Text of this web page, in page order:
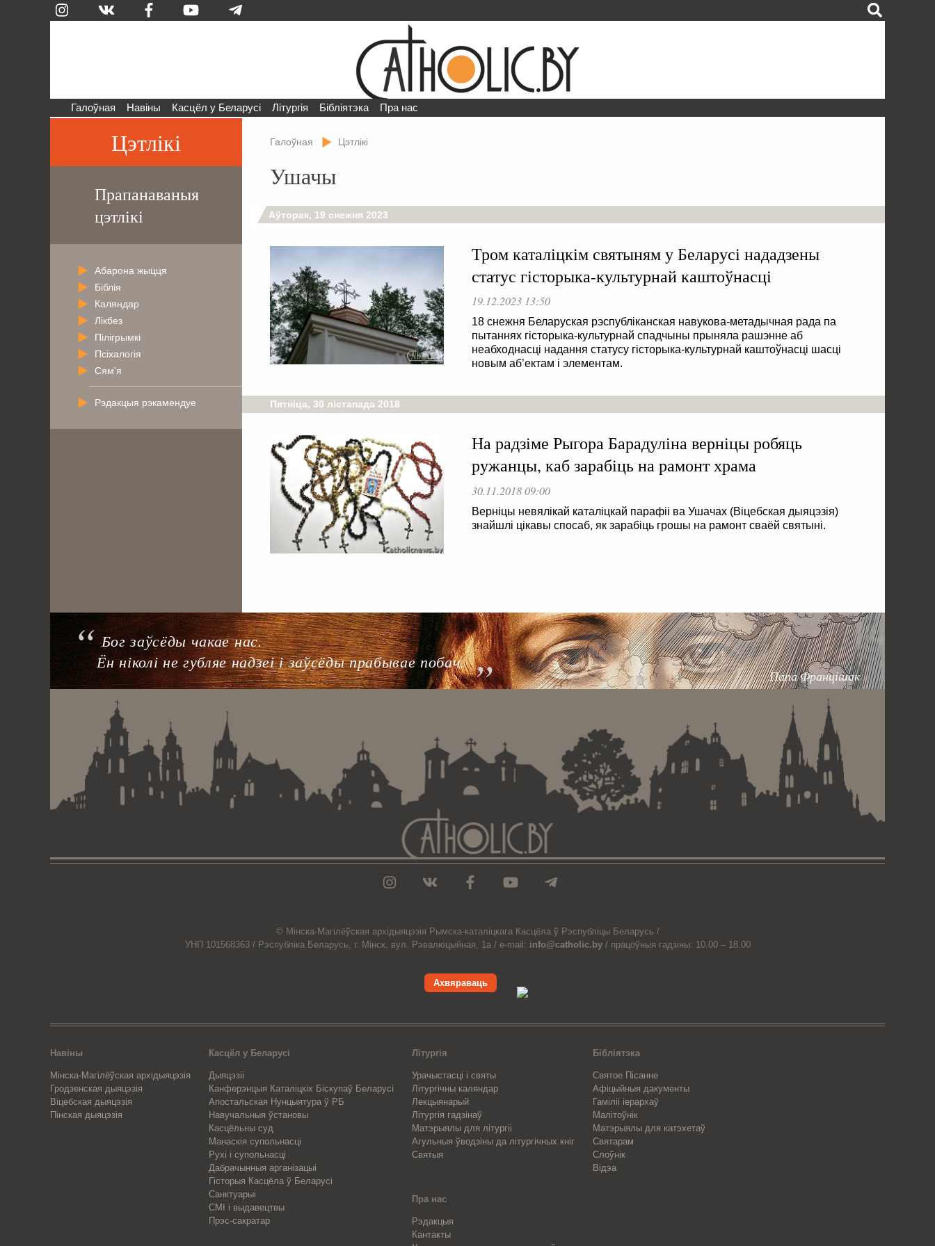
Галоўная Навіны Касцёл у Беларусі Літургія Бібліятэка Пра нас
Галоўная Цэтлікі
Ушачы
Аўторак, 19 снежня 2023
Тром каталіцкім святыням у Беларусі нададзены
статус гісторыка-культурнай каштоўнасці
19.12.2023 13:50
18 снежня Беларуская рэспубліканская навукова-метадычная рада па
пытаннях гісторыка-культурнай спадчыны прыняла рашэнне аб
неабходнасці надання статусу гісторыка-культурнай каштоўнасці шасці
новым аб’ектам і элементам.
Пятніца, 30 лістапада 2018
На радзіме Рыгора Барадуліна верніцы робяць
ружанцы, каб зарабіць на рамонт храма
30.11.2018 09:00
Верніцы невялікай каталіцкай парафіі ва Ушачах (Віцебская дыяцэзія)
знайшлі цікавы спосаб, як зарабіць грошы на рамонт сваёй святыні.
Цэтлікі
Прапанаваныя
цэтлікі
Абарона жыцця
Біблія
Каляндар
Лікбез
Пілігрымкі
Псіхалогія
Сям'я
Рэдакцыя рэкамендуе
Папа Францішак
Бог заўсёды чакае нас.
Ён ніколі не губляе надзеі і заўсёды прабывае побач.
© Мiнска-Магiлёўская архiдыяцэзiя Рымска-каталіцкага Касцёла ў Рэспубліцы Беларусь /
УНП 101568363 / Рэспубліка Беларусь, г. Мінск, вул. Рэвалюцыйная, 1а / e-mail: info@catholic.by/ працоўныя гадзіны: 10.00 – 18.00
Ахвяраваць
Навіны
Мінска-Магілёўская архідыяцэзія
Гродзенская дыяцэзія
Віцебская дыяцэзія
Пінская дыяцэзія
Касцёл у Беларусі
Дыяцэзіі
Канферэнцыя Каталіцкіх Біскупаў Беларусі
Апостальская Нунцыятура ў РБ
Навучальныя ўстановы
Касцёльны суд
Манаскія супольнасці
Рухі і супольнасці
Дабрачынныя арганізацыі
Гісторыя Касцёла ў Беларусі
Санктуарыі
СМІ і выдавецтвы
Прэс-сакратар
Літургія
Урачыстасці і святы
Літургічны каляндар
Лекцыянарый
Літургія гадзінаў
Матэрыялы для літургіі
Агульныя ўводзіны да літургічных кніг
Святыя
Бібліятэка
Святое Пісанне
Афіцыйныя дакументы
Гаміліі іерархаў
Малітоўнік
Матэрыялы для катэхетаў
Святарам
Слоўнік
Відэа
Пра нас
Рэдакцыя
Кантакты